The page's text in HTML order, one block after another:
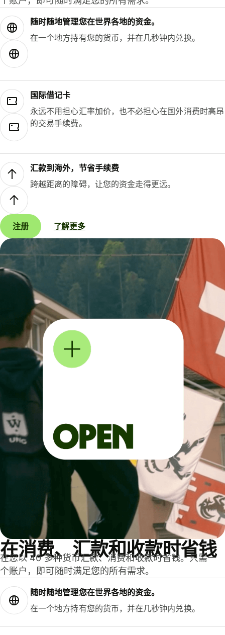
随时随地管理您在世界各地的资金。
在一个地方持有您的货币，并在几秒钟内兑换。
国际借记卡
永远不用担心汇率加价，也不必担心在国外消费时高昂
的交易手续费。
汇款到海外，节省手续费
跨越距离的障碍，让您的资金走得更远。
注册 了解更多
在消费、汇款和收款时省钱
在您以 40 多种货币汇款、消费和收款时省钱。只需一
个账户，即可随时满足您的所有需求。
随时随地管理您在世界各地的资金。
在一个地方持有您的货币，并在几秒钟内兑换。